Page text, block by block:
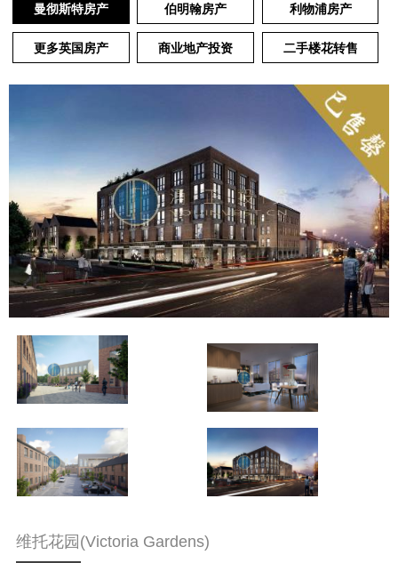
曼彻斯特房产 伯明翰房产 利物浦房产
更多英国房产 商业地产投资 二手楼花转售
维托花园(Victoria Gardens)